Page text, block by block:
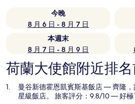
今晚
8 月 6 日 - 8 月 7 日
本週末
8 月 7 日 - 8 月 9 日
荷蘭大使館附近排
曼谷新德霍恩凱賓斯基飯店— 齊隆，
星級飯店。 旅客評分：9.8/10 — 好極